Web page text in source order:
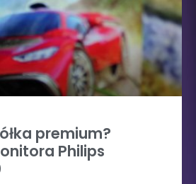
premium?
Philips